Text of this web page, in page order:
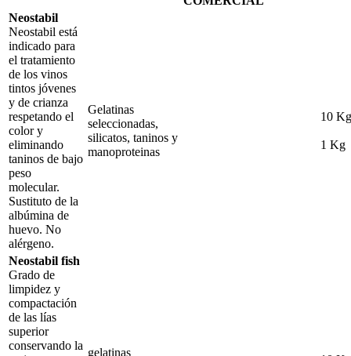
Neostabil
Neostabil está
indicado para
el tratamiento
de los vinos
tintos jóvenes
y de crianza
respetando el
color y
eliminando
taninos de bajo
peso
molecular.
Sustituto de la
albúmina de
huevo. No
alérgeno.
Gelatinas
seleccionadas,
silicatos, taninos y
manoproteinas
10 Kg
1 Kg
Neostabil fish
Grado de
limpidez y
compactación
de las lías
superior
conservando la
gelatinas